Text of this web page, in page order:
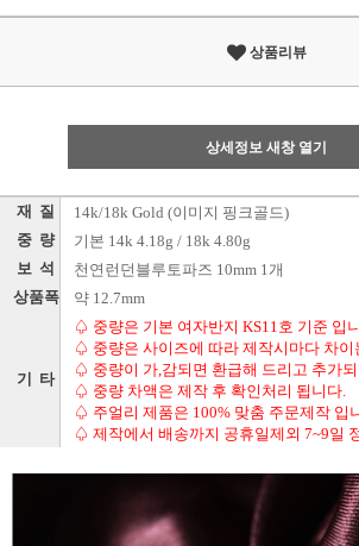
상품리뷰
상세정보 새창 열기
재 질 14k/18k Gold (이미지 핑크골드)
중 량 기본 14k 4.18g / 18k 4.80g
보 석 천연런던블루토파즈 10mm 1개
상품폭 약 12.7mm
기 타
♤ 중량은 기본 여자반지 KS11호 기준 입
♤ 중량은 사이즈에 따라 제작시마다 차이
♤ 중량이 가,감되면 환급해 드리고 추가
♤ 중량 차액은 제작 후 확인처리 됩니다.
♤ 주얼리 제품은 100% 맞춤 주문제작 입
♤ 제작에서 배송까지 공휴일제외 7~9일